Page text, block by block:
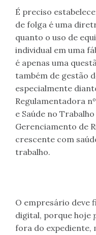
É preciso
de folga é uma
quanto o uso de
individual em uma
é apenas uma
também de gestão
especialmente
Regulamentadora
e Saúde no
Gerenciamento de
crescente com
trabalho.
O empresário deve
digital, porque hoje
fora do expediente,